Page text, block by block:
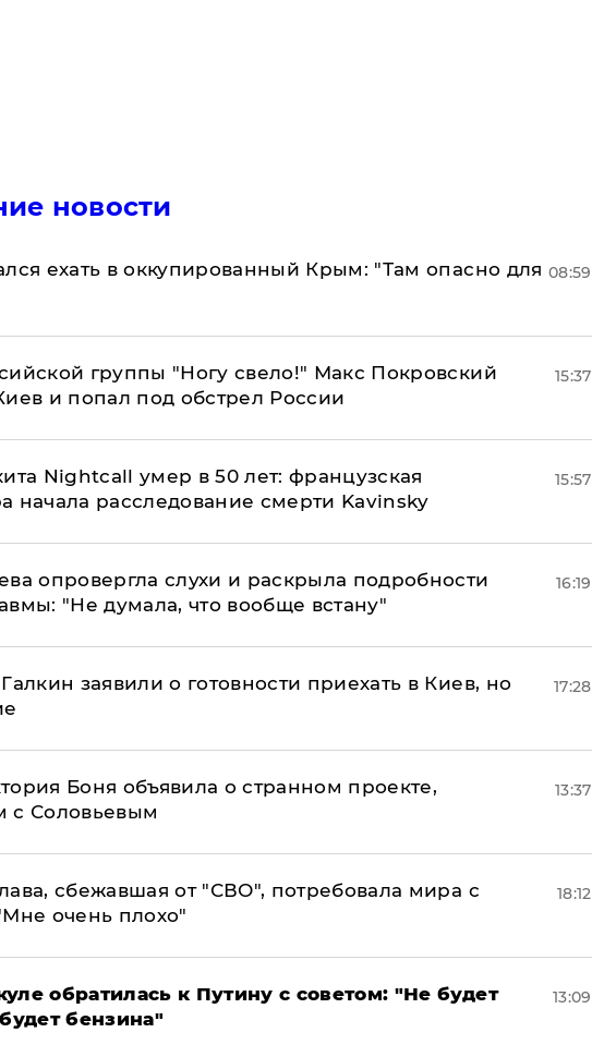
новости
ехать в оккупированный Крым: "Там опасно для 08:59
группы "Ногу свело!" Макс Покровский
и попал под обстрел России
15:37
Nightcall умер в 50 лет: французская
начала расследование смерти Kavinsky
15:57
опровергла слухи и раскрыла подробности
"Не думала, что вообще встану"
16:19
заявили о готовности приехать в Киев, но
17:28
Боня объявила о странном проекте,
с Соловьевым
13:37
сбежавшая от "СВО", потребовала мира с
очень плохо"
18:12
обратилась к Путину с советом: "Не будет
бензина"
13:09